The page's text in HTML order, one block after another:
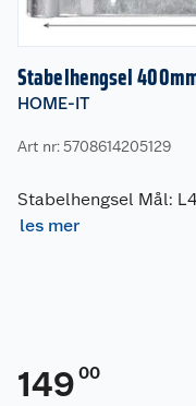
Stabelhengsel
HOME-IT
Art nr: 5708614205129
Stabelhengsel Mål:
les mer
149 00